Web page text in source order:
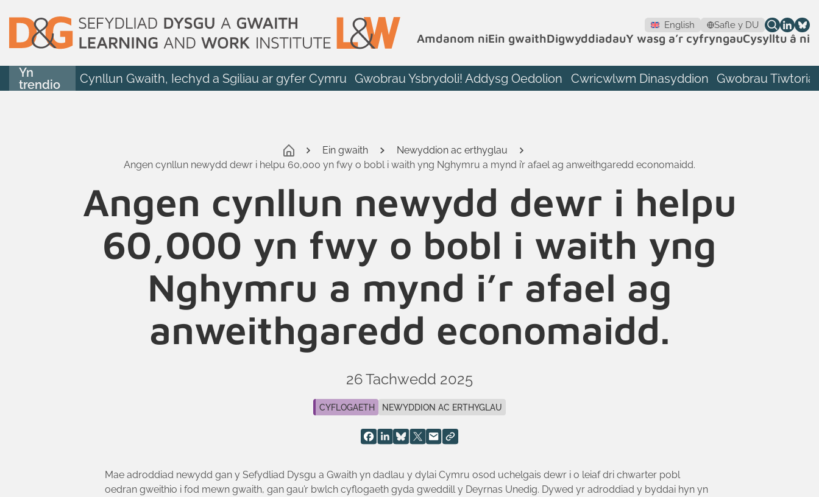
English Safle y DU
Amdanom niEin gwaithDigwyddiadauY wasg a’r cyfryngauCysylltu â ni
Yn
trendio
Cynllun Gwaith, Iechyd a Sgiliau ar gyfer Cymru Gwobrau Ysbrydoli! Addysg Oedolion Cwricwlwm Dinasyddion Gwobrau
Ein gwaith
Newyddion ac erthyglau
Angen cynllun newydd dewr i helpu 60,000 yn fwy o bobl i waith yng Nghymru a mynd i’r afael ag anweithgaredd economaidd.
Angen cynllun newydd dewr i helpu
60,000 yn fwy o bobl i waith yng
Nghymru a mynd i’r afael ag
anweithgaredd economaidd.
26 Tachwedd 2025
CYFLOGAETH NEWYDDION AC ERTHYGLAU
Mae adroddiad newydd gan y Sefydliad Dysgu a Gwaith yn dadlau y dylai Cymru osod uchelgais dewr i o leiaf dri chwarter pobl
oedran gweithio i fod mewn gwaith, gan gau’r bwlch cyflogaeth gyda gweddill y Deyrnas Unedig. Dywed yr adroddiad y byddai hyn yn